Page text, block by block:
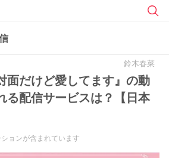
鈴木春菜
面だけど愛してます』の動
る配信サービスは？【日本
ョンが含まれています